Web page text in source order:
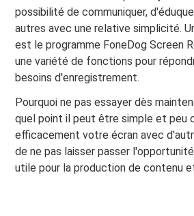
possibilité de communiquer,
autres avec une relative simplicité.
est le programme FoneDog Screen
une variété de fonctions pour
besoins d'enregistrement.
Pourquoi ne pas essayer dès
quel point il peut être simple et peu
efficacement votre écran avec
de ne pas laisser passer
utile pour la production de contenu